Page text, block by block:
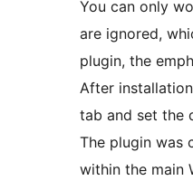
You can only
are ignored,
plugin, the
After
tab and set the
The plugin was
within the main